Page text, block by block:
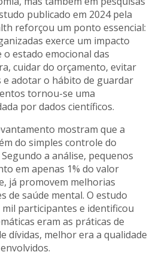
publicado em 2024 pela
reforçou um ponto essencial:
exerce um impacto
estado emocional das
cuidar do orçamento, evitar
e adotar o hábito de guardar
tornou-se uma
por dados científicos.
mostram que a
do simples controle do
a análise, pequenos
em apenas 1% do valor
já promovem melhorias
de saúde mental. O estudo
participantes e identificou
eram as práticas de
dívidas, melhor era a qualidade